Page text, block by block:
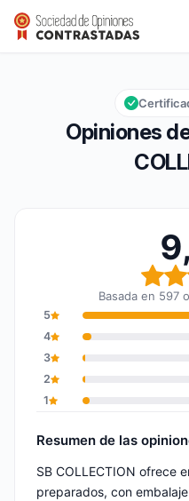
SB COLLECTION
Calificación global: 9,6 de 10
9,6/10
Opiniones
Basada en 597
5
4
3
2
1
Resumen de las
SB COLLECTION ofrece
preparados, con